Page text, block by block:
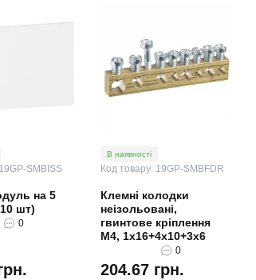
SMBISS
на 5
шт)
0
В наявності
Код товару: 19GP-SMBFDR
Клемні колодки
неізольовані,
гвинтове кріплення
М4, 1х16+4х10+3х6
0
204.67 грн.